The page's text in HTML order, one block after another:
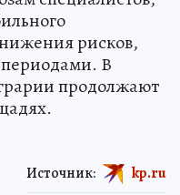
рисков,
В
продолжают
Источник: kp.ru